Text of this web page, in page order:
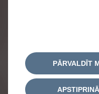
PĀRVALDĪT